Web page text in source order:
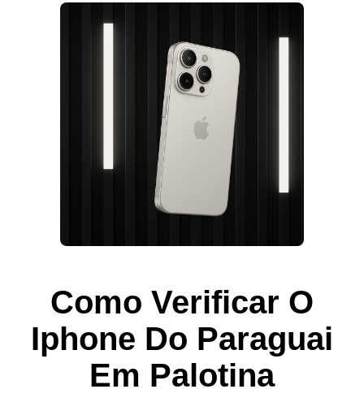
Como Verificar O
Iphone Do Paraguai
Em Palotina